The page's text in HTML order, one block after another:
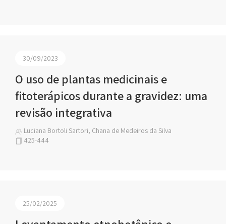
30/09/2023
O uso de plantas medicinais e
fitoterápicos durante a gravidez: uma
revisão integrativa
Luciana Bortoli Sartori, Chana de Medeiros da Silva
425-444
25/02/2025